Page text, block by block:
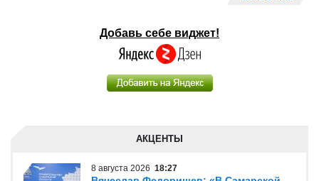
Добавь себе виджет!
АКЦЕНТЫ
8 августа 2026 18:27